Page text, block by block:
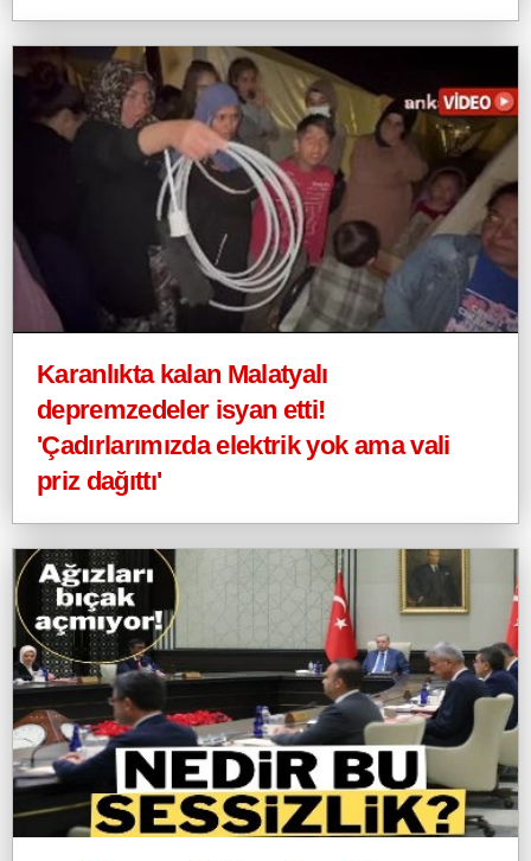
Karanlıkta kalan Malatyalı
depremzedeler isyan etti!
'Çadırlarımızda elektrik yok ama vali
priz dağıttı'